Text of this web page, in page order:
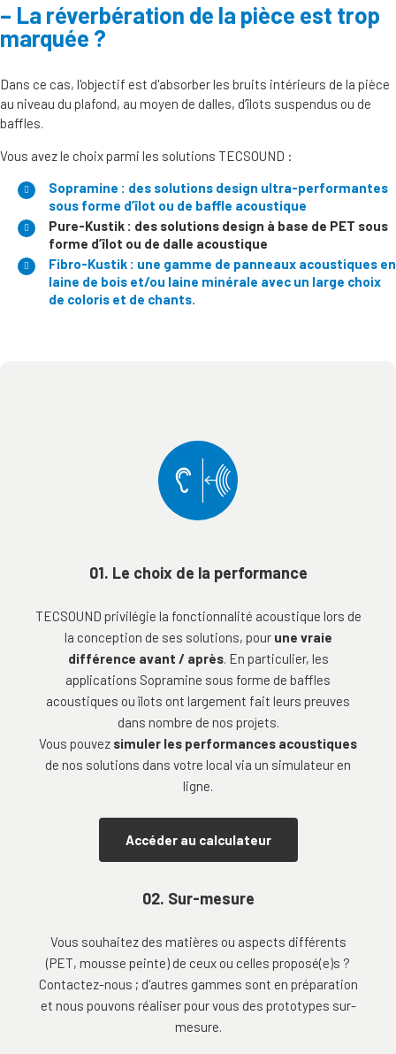
La réverbération de la pièce est trop
marquée ?
Dans ce cas, l'objectif est d'absorber les bruits intérieurs de la pièce
au niveau du plafond, au moyen de dalles, d’îlots suspendus ou de
baffles.
Vous avez le choix parmi les solutions TECSOUND :
Sopramine : des solutions design ultra-performantes
sous forme d’îlot ou de baffle acoustique
Pure-Kustik : des solutions design à base de PET sous
forme d’îlot ou de dalle acoustique
Fibro-Kustik : une gamme de panneaux acoustiques en
laine de bois et/ou laine minérale avec un large choix
de coloris et de chants.
01. Le choix de la performance
TECSOUND privilégie la fonctionnalité acoustique lors de
la conception de ses solutions, pour une vraie
différence avant / après. En particulier, les
applications Sopramine sous forme de baffles
acoustiques ou îlots ont largement fait leurs preuves
dans nombre de nos projets.
Vous pouvez simuler les performances acoustiques
de nos solutions dans votre local via un simulateur en
ligne.
Accéder au calculateur
02. Sur-mesure
Vous souhaitez des matières ou aspects différents
(PET, mousse peinte) de ceux ou celles proposé(e)s ?
Contactez-nous ; d'autres gammes sont en préparation
et nous pouvons réaliser pour vous des prototypes sur-
mesure.